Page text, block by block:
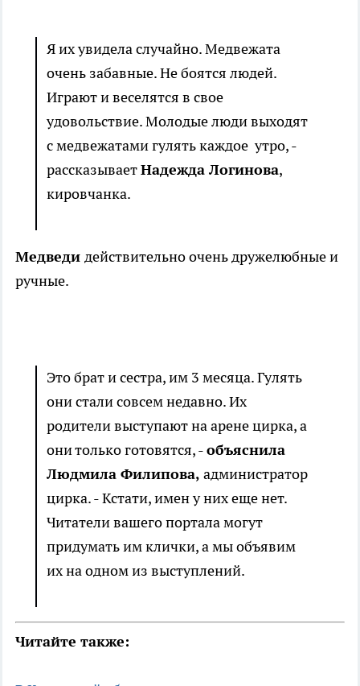
Я их увидела случайно. Медвежата
очень забавные. Не боятся людей.
Играют и веселятся в свое
удовольствие. Молодые люди выходят
с медвежатами гулять каждое утро, -
рассказываетНадежда Логинова,
кировчанка.
Медведи действительно очень дружелюбные и
ручные.
Это брат и сестра, им 3 месяца. Гулять
они стали совсем недавно. Их
родители выступают на арене цирка, а
они только готовятся, -объяснила
Людмила Филипова, администратор
цирка. - Кстати, имен у них еще нет.
Читатели вашего портала могут
придумать им клички, а мы объявим
их на одном из выступлений.
Читайте также: